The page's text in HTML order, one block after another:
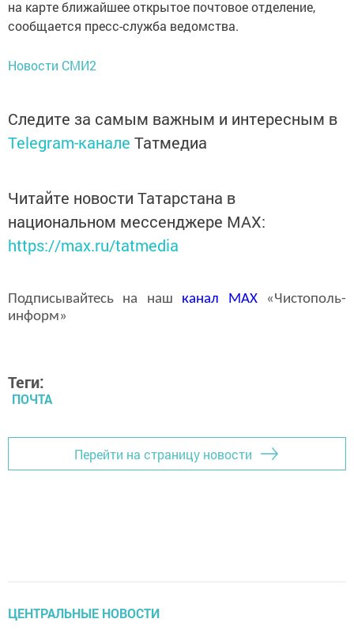
на карте ближайшее открытое почтовое отделение,
сообщается пресс-служба ведомства.
Новости СМИ2
Следите за самым важным и интересным в
Telegram-канале Татмедиа
Читайте новости Татарстана в
национальном мессенджере MАХ:
https://max.ru/tatmedia
Подписывайтесь на наш канал MAX«Чистополь-
информ»
Теги:
ПОЧТА
Перейти на страницу новости
ЦЕНТРАЛЬНЫЕ НОВОСТИ